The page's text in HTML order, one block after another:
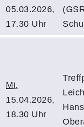
05.03.2026,
17.30 Uhr
Mi.
15.04.2026,
18.30 Uhr